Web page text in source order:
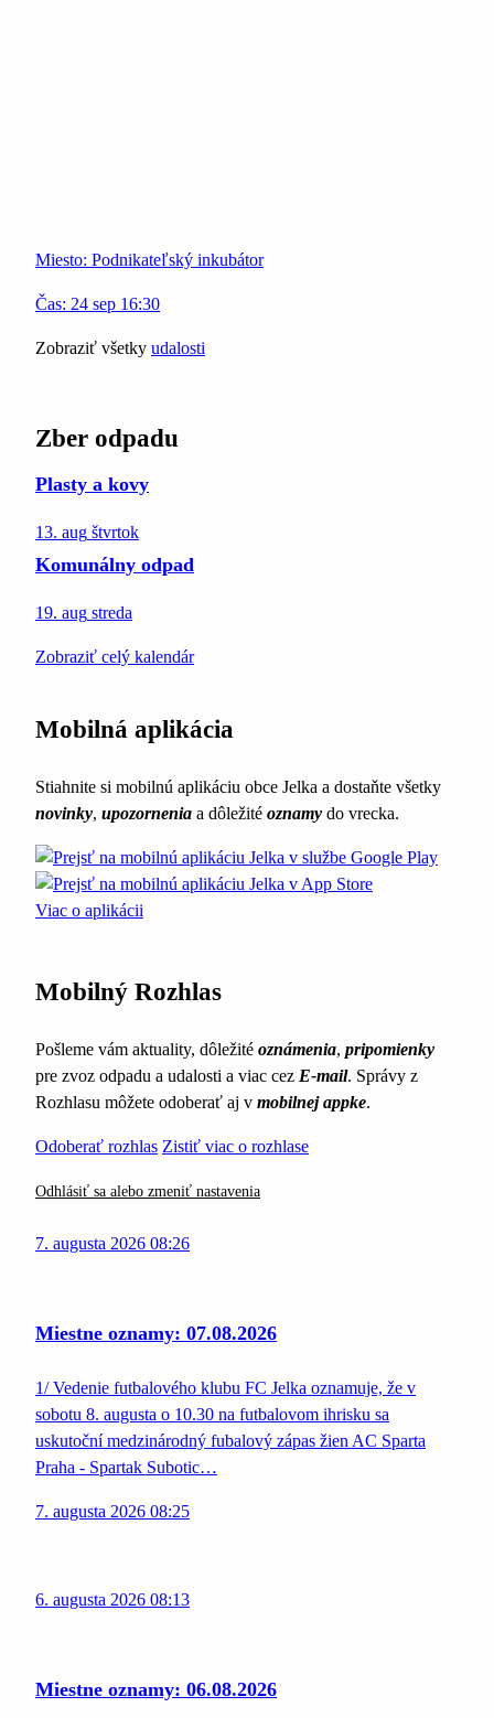
Miesto: Podnikateľský inkubátor
Čas: 24 sep 16:30
Zobraziť všetky udalosti
Zber odpadu
Plasty a kovy
13. aug štvrtok
Komunálny odpad
19. aug streda
Zobraziť celý kalendár
Mobilná aplikácia
Stiahnite si mobilnú aplikáciu obce Jelka a dostaňte všetky
novinky, upozornenia a dôležité oznamy do vrecka.
Viac o aplikácii
Mobilný Rozhlas
Pošleme vám aktuality, dôležité oznámenia, pripomienky
pre zvoz odpadu a udalosti a viac cez E-mail. Správy z
Rozhlasu môžete odoberať aj v mobilnej appke.
Odoberať rozhlas Zistiť viac o rozhlase
Odhlásiť sa alebo zmeniť nastavenia
7. augusta 2026 08:26
Miestne oznamy: 07.08.2026
1/ Vedenie futbalového klubu FC Jelka oznamuje, že v
sobotu 8. augusta o 10.30 na futbalovom ihrisku sa
uskutoční medzinárodný fubalový zápas žien AC Sparta
Praha - Spartak Subotic…
7. augusta 2026 08:25
6. augusta 2026 08:13
Miestne oznamy: 06.08.2026